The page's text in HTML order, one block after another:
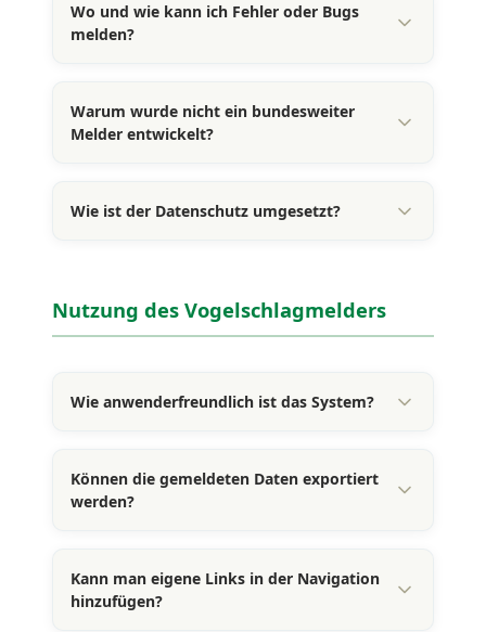
Wo und wie kann ich Fehler oder Bugs
melden?
Warum wurde nicht ein bundesweiter
Melder entwickelt?
Wie ist der Datenschutz umgesetzt?
Nutzung des Vogelschlagmelders
Wie anwenderfreundlich ist das System?
Können die gemeldeten Daten exportiert
werden?
Kann man eigene Links in der Navigation
hinzufügen?